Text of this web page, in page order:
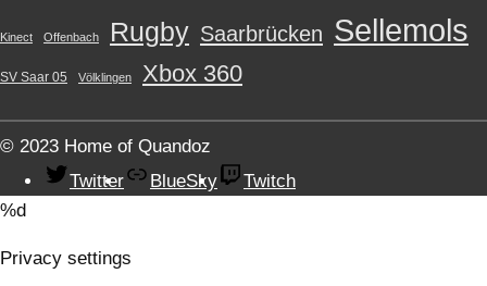
Kinect Offenbach Rugby Saarbrücken Sellemols
SV Saar 05 Völklingen Xbox 360
© 2023 Home of Quandoz
Twitter
BlueSky
Twitch
%d
Privacy settings